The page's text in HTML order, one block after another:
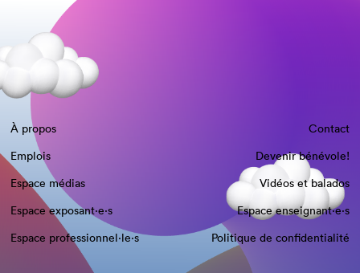
À propos
Contact
Emplois
Devenir bénévole!
Espace médias
Vidéos et balados
Espace exposant·e⋅s
Espace enseignant·e⋅s
Espace professionnel·le⋅s
Politique de confidentialité